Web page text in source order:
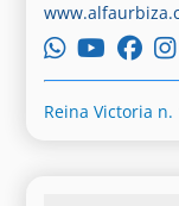
Reina Victoria